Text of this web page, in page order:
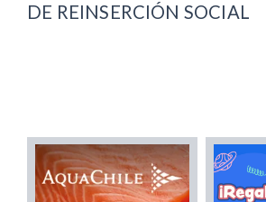
DE REINSERCIÓN SOCIAL